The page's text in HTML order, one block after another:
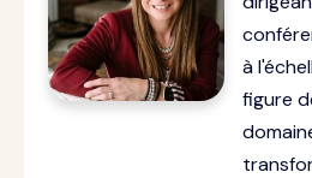
à
figure